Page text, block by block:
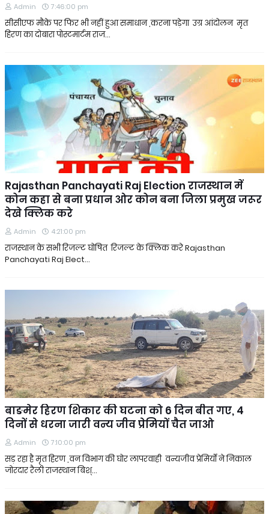
Admin 7:46:00 pm
सीसीएफ मौके पर फिर भी नहीं हुआ समाधान ,करना पड़ेगा उग्र आंदोलन मृत
हिरण का दोबारा पोस्टमार्टम राज…
Rajasthan Panchayati Raj Election राजस्थान में
कोन कहा से बना प्रधान ओर कोन बना जिला प्रमुख जरूर
देखे क्लिक करे
Admin 4:21:00 pm
राजस्थान के सभी रिजल्ट घोषित रिजल्ट के क्लिक करे Rajasthan
Panchayati Raj Elect…
बाङमेर हिरण शिकार की घटना को 6 दिन बीत गए, 4
दिनों से धरना जारी वन्य जीव प्रेमियों चैत जाओ
Admin 7:10:00 pm
सड़ रहा है मृत हिरण ,वन विभाग की घोर लापरवाही वन्यजीव प्रेमियोँ ने निकाल
जोरदार रैली राजस्थान बिश्…